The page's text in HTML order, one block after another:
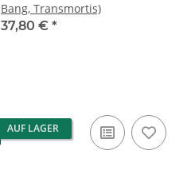
Bang, Transmortis)
37,80 € *
AUF LAGER